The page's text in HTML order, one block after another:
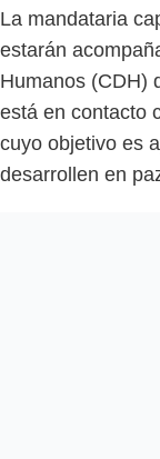
La mandataria
estarán
Humanos (CDH)
está en contacto
cuyo objetivo es
desarrollen en